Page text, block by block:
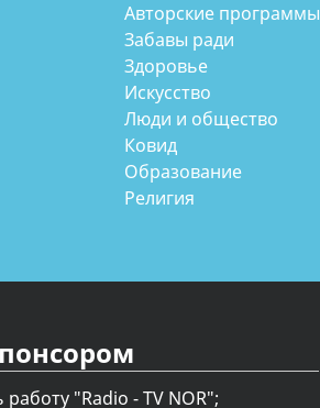
Авторские программы
Забавы ради
Здоровье
Искусство
Люди и общество
Ковид
Образование
Религия
"Radio - TV NOR";